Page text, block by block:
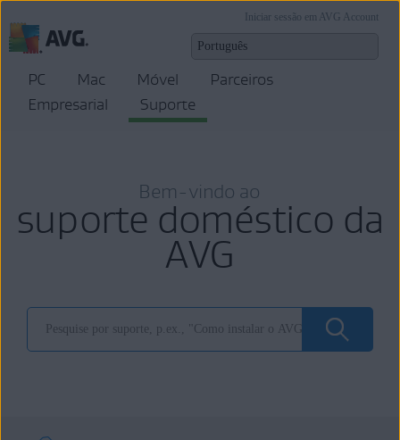
Iniciar sessão em AVG Account
PC Mac Móvel
Parceiros
Empresarial
Suporte
Bem-vindo ao
suporte doméstico da
AVG